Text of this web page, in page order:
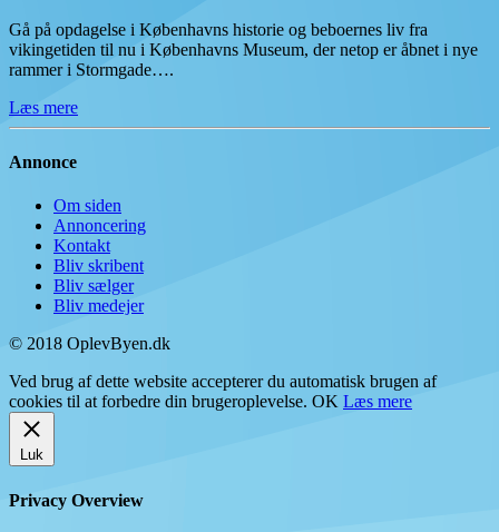
Gå på opdagelse i Københavns historie og beboernes liv fra
vikingetiden til nu i Københavns Museum, der netop er åbnet i nye
rammer i Stormgade….
Læs mere
Annonce
Om siden
Annoncering
Kontakt
Bliv skribent
Bliv sælger
Bliv medejer
© 2018 OplevByen.dk
Ved brug af dette website accepterer du automatisk brugen af
cookies til at forbedre din brugeroplevelse. OK Læs mere
Luk
Privacy Overview